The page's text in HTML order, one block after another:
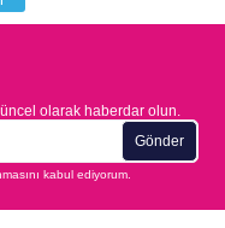
olarak haberdar olun.
Gönder
kabul ediyorum.